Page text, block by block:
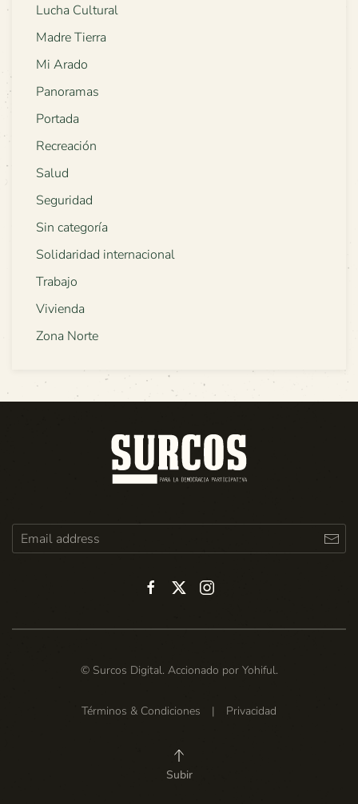
Lucha Cultural
Madre Tierra
Mi Arado
Panoramas
Portada
Recreación
Salud
Seguridad
Sin categoría
Solidaridad internacional
Trabajo
Vivienda
Zona Norte
© Surcos Digital. Accionado por Yohiful.
Términos & Condiciones | Privacidad
Subir